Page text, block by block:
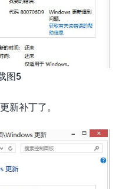
图5
新补丁了。